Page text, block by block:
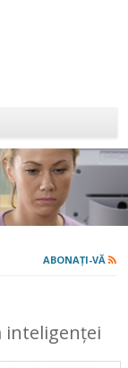
ABONAȚI-VĂ
inteligenței